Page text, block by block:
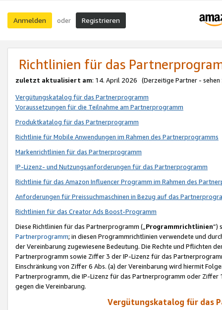
Anmelden oder Registrieren
Richtlinien für das
zuletzt aktualisiert am: 14. April 2026 (Derzeitige Partner - sehen
Vergütungskatalog für das Partnerprogramm
Voraussetzungen für die Teilnahme am Partnerprogramm
Produktkatalog für das Partnerprogramm
Richtlinie für Mobile Anwendungen im Rahmen des Partnerprogramms
Markenrichtlinien für das Partnerprogramm
IP-Lizenz- und Nutzungsanforderungen für das Partnerprogramm
Richtlinie für das Amazon Influencer Programm im Rahmen des
Anforderungen für Preissuchmaschinen in Bezug auf das
Richtlinien für das Creator Ads Boost-Programm
Diese Richtlinien für das Partnerprogramm („Programmrichtlinien“)
Partnerprogramm; in diesen Programmrichtlinien verwendete und
der Vereinbarung zugewiesene Bedeutung. Die Rechte und Pflichten
Partnerprogramm sowie Ziffer 3 der IP-Lizenz für das
Einschränkung von Ziffer 6 Abs. (a) der Vereinbarung wird hiermit
Partnerprogramm, die IP-Lizenz für das Partnerprogramm oder
gegen die Vereinbarung.
Vergütungskatalog für das